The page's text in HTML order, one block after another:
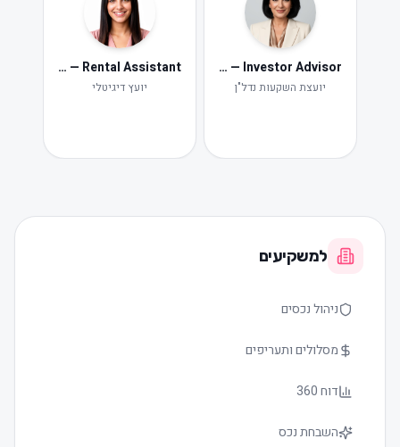
Iris — Investor Advisor
יועצת השקעות נדל"ן
Neta — Rental Assistant
יועץ דיגיטלי
למשקיעים
ניהול נכסים
מסלולים ותעריפים
דוח 360
השבחת נכס